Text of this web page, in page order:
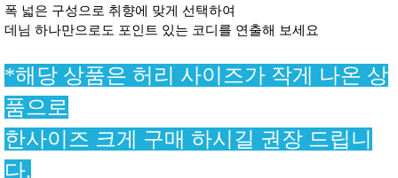
폭 넓은 구성으로 취향에 맞게 선택하여
데님 하나만으로도 포인트 있는 코디를 연출해 보세요
*해당 상품은 허리 사이즈가 작게 나온 상
품으로
한사이즈 크게 구매 하시길 권장 드립니
다.